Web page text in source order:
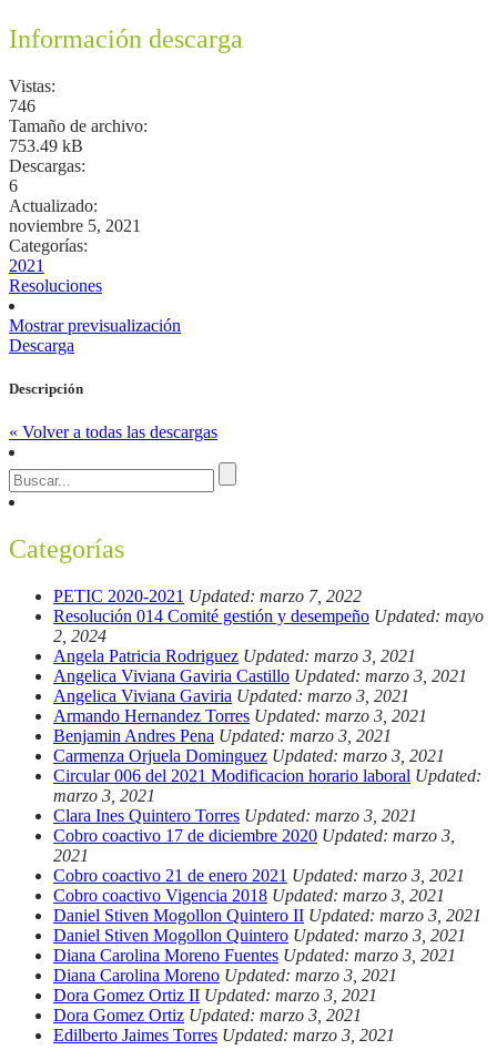
Información descarga
Vistas:
746
Tamaño de archivo:
753.49 kB
Descargas:
6
Actualizado:
noviembre 5, 2021
Categorías:
2021
Resoluciones
Mostrar previsualización
Descarga
Descripción
« Volver a todas las descargas
Categorías
PETIC 2020-2021 Updated: marzo 7, 2022
Resolución 014 Comité gestión y desempeño Updated: mayo
2, 2024
Angela Patricia Rodriguez Updated: marzo 3, 2021
Angelica Viviana Gaviria Castillo Updated: marzo 3, 2021
Angelica Viviana Gaviria Updated: marzo 3, 2021
Armando Hernandez Torres Updated: marzo 3, 2021
Benjamin Andres Pena Updated: marzo 3, 2021
Carmenza Orjuela Dominguez Updated: marzo 3, 2021
Circular 006 del 2021 Modificacion horario laboral Updated:
marzo 3, 2021
Clara Ines Quintero Torres Updated: marzo 3, 2021
Cobro coactivo 17 de diciembre 2020 Updated: marzo 3,
2021
Cobro coactivo 21 de enero 2021 Updated: marzo 3, 2021
Cobro coactivo Vigencia 2018 Updated: marzo 3, 2021
Daniel Stiven Mogollon Quintero II Updated: marzo 3, 2021
Daniel Stiven Mogollon Quintero Updated: marzo 3, 2021
Diana Carolina Moreno Fuentes Updated: marzo 3, 2021
Diana Carolina Moreno Updated: marzo 3, 2021
Dora Gomez Ortiz II Updated: marzo 3, 2021
Dora Gomez Ortiz Updated: marzo 3, 2021
Edilberto Jaimes Torres Updated: marzo 3, 2021